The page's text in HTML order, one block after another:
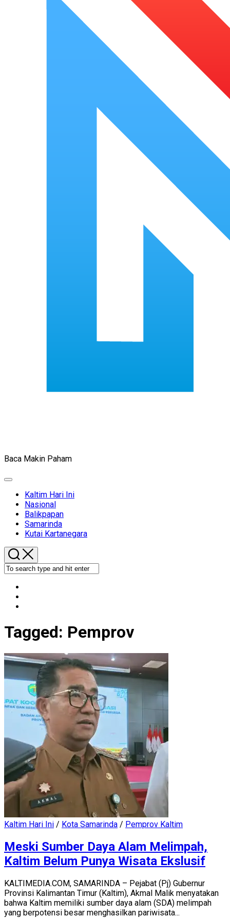
Baca Makin Paham
Expand
Kaltim Hari Ini
Nasional
Balikpapan
Samarinda
Kutai Kartanegara
Tagged: Pemprov
Kaltim Hari Ini / Kota Samarinda / Pemprov Kaltim
Meski Sumber Daya Alam Melimpah,
Kaltim Belum Punya Wisata Ekslusif
KALTIMEDIA.COM, SAMARINDA – Pejabat (Pj) Gubernur
Provinsi Kalimantan Timur (Kaltim), Akmal Malik menyatakan
bahwa Kaltim memiliki sumber daya alam (SDA) melimpah
yang berpotensi besar menghasilkan pariwisata...